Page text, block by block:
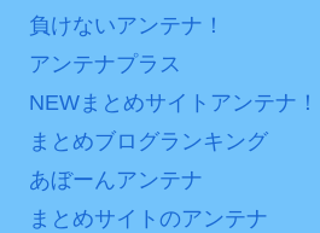
負けないアンテナ！
アンテナプラス
NEWまとめサイトアンテナ！
まとめブログランキング
あぼーんアンテナ
まとめサイトのアンテナ